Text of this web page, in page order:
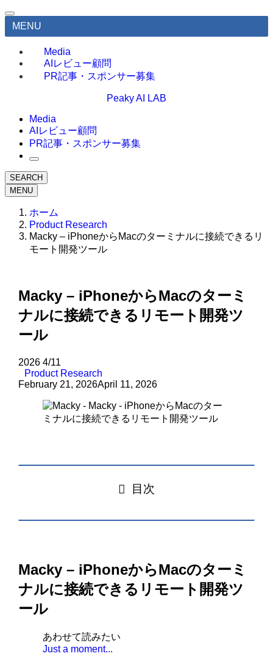
MENU
Media
AIレビュー顧問
PR記事・スポンサー募集
Peaky AI LAB
Media
AIレビュー顧問
PR記事・スポンサー募集
SEARCH
MENU
ホーム
Product Research
Macky – iPhoneからMacのターミナルに接続できるリ
モート開発ツール
Macky – iPhoneからMacのターミ
ナルに接続できるリモート開発ツ
ール
2026 4/11
Product Research
February 21, 2026April 11, 2026
目次
Macky – iPhoneからMacのターミ
ナルに接続できるリモート開発ツ
ール
あわせて読みたい
Just a moment...